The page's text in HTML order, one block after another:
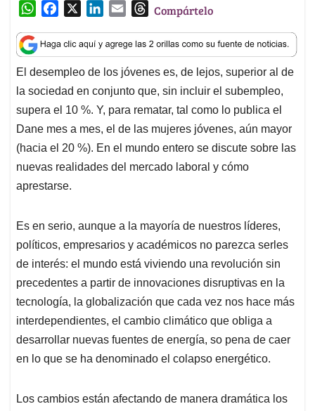
W
a
t
s
A
p
p
c
e
b
o
o
k
n
k
e
d
I
n
a
i
l
T
r
e
a
d
s
Compártelo
El desempleo de los jóvenes es, de lejos, superior al de
la sociedad en conjunto que, sin incluir el subempleo,
supera el 10 %. Y, para rematar, tal como lo publica el
Dane mes a mes, el de las mujeres jóvenes, aún mayor
(hacia el 20 %). En el mundo entero se discute sobre las
nuevas realidades del mercado laboral y cómo
aprestarse.
Es en serio, aunque a la mayoría de nuestros líderes,
políticos, empresarios y académicos no parezca serles
de interés: el mundo está viviendo una revolución sin
precedentes a partir de innovaciones disruptivas en la
tecnología, la globalización que cada vez nos hace más
interdependientes, el cambio climático que obliga a
desarrollar nuevas fuentes de energía, so pena de caer
en lo que se ha denominado el colapso energético.
Los cambios están afectando de manera dramática los